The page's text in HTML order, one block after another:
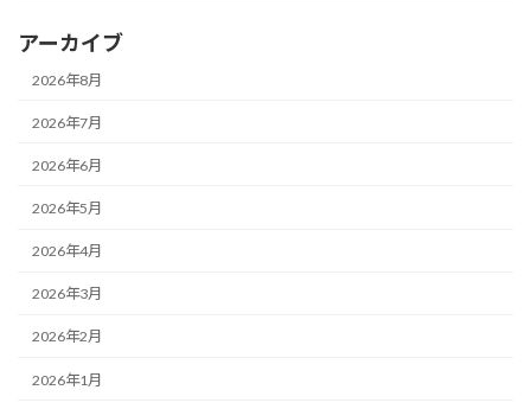
アーカイブ
2026年8月
2026年7月
2026年6月
2026年5月
2026年4月
2026年3月
2026年2月
2026年1月